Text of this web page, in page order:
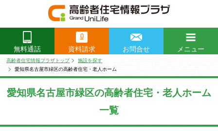
無料通話
0
資料請求 お問合せ
メニュー
高齢者住宅情報プラザトップ
施設を探す
愛知県名古屋市緑区の高齢者住宅・老人ホーム
愛知県名古屋市緑区の高齢者住宅・老人ホーム
一覧